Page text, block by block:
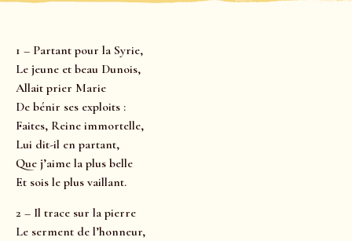
1 – Partant pour la Syrie,
Le jeune et beau Dunois,
Allait prier Marie
De bénir ses exploits :
Faites, Reine immortelle,
Lui dit-il en partant,
Que j’aime la plus belle
Et sois le plus vaillant.
2 – Il trace sur la pierre
Le serment de l’honneur,